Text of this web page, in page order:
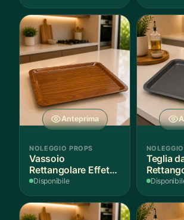
Anteprima
NOLEGGIO PROPS
Vassoio
Rettangolare Effetto
Legno
Disponibile
Teglia